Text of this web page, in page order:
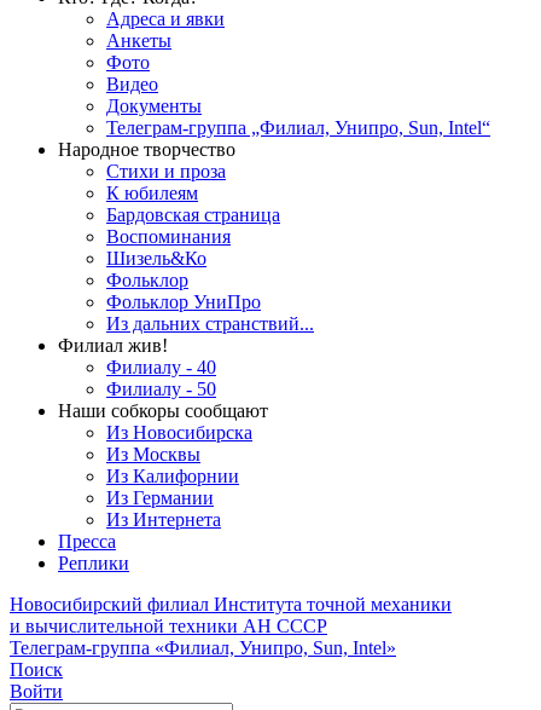
Адреса и явки
Анкеты
Фото
Видео
Документы
Телеграм-группа „Филиал, Унипро, Sun, Intel“
Народное творчество
Стихи и проза
К юбилеям
Бардовская страница
Воспоминания
Шизель&Ко
Фольклор
Фольклор УниПро
Из дальних странствий...
Филиал жив!
Филиалу - 40
Филиалу - 50
Наши собкоры сообщают
Из Новосибирска
Из Москвы
Из Калифорнии
Из Германии
Из Интернета
Пресса
Реплики
Новосибирский филиал Института точной механики
и вычислительной техники АН СССР
Телеграм-группа «Филиал, Унипро, Sun, Intel»
Поиск
Войти